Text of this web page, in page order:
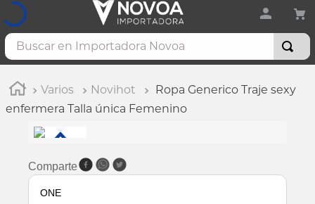
Varios Novihot
Ropa Generico Traje sexy
enfermera Talla única Femenino
Comparte
ONE